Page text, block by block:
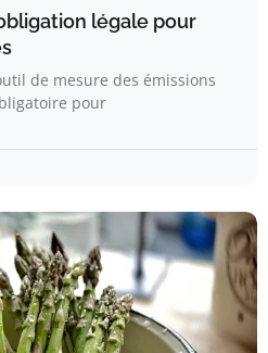
légale pour
de mesure des émissions
pour